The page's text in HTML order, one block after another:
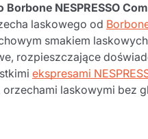
Cioccafè Fonte
Borbone NESPRESSO
laskowego od
smakiem
rozpieszczające
ekspresami
laskowymi bez